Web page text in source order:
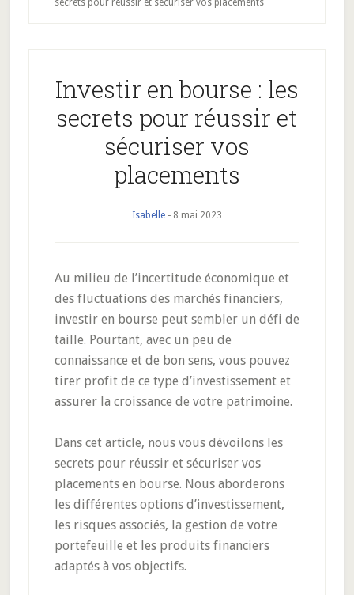
secrets pour réussir et sécuriser vos placements
Investir en bourse : les
secrets pour réussir et
sécuriser vos
placements
Isabelle- 8 mai 2023
Au milieu de l’incertitude économique et
des fluctuations des marchés financiers,
investir en bourse peut sembler un défi de
taille. Pourtant, avec un peu de
connaissance et de bon sens, vous pouvez
tirer profit de ce type d’investissement et
assurer la croissance de votre patrimoine.
Dans cet article, nous vous dévoilons les
secrets pour réussir et sécuriser vos
placements en bourse. Nous aborderons
les différentes options d’investissement,
les risques associés, la gestion de votre
portefeuille et les produits financiers
adaptés à vos objectifs.